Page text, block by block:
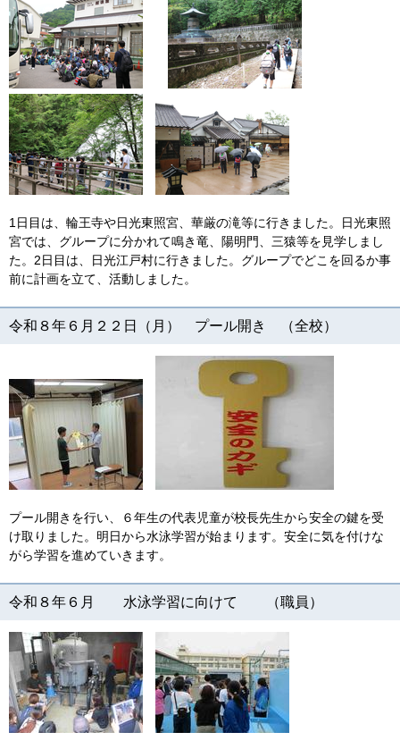
1日目は、輪王寺や日光東照宮、華厳の滝等に行きました。日光東照
宮では、グループに分かれて鳴き竜、陽明門、三猿等を見学しまし
た。2日目は、日光江戸村に行きました。グループでどこを回るか事
前に計画を立て、活動しました。
令和８年６月２２日（月） プール開き （全校）
プール開きを行い、６年生の代表児童が校長先生から安全の鍵を受
け取りました。明日から水泳学習が始まります。安全に気を付けな
がら学習を進めていきます。
令和８年６月 水泳学習に向けて （職員）